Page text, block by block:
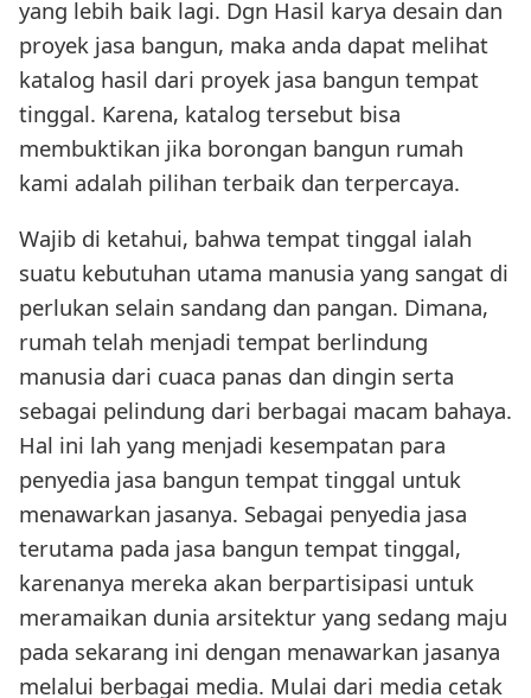
yang lebih baik lagi. Dgn Hasil karya desain dan
proyek jasa bangun, maka anda dapat melihat
katalog hasil dari proyek jasa bangun tempat
tinggal. Karena, katalog tersebut bisa
membuktikan jika borongan bangun rumah
kami adalah pilihan terbaik dan terpercaya.
Wajib di ketahui, bahwa tempat tinggal ialah
suatu kebutuhan utama manusia yang sangat di
perlukan selain sandang dan pangan. Dimana,
rumah telah menjadi tempat berlindung
manusia dari cuaca panas dan dingin serta
sebagai pelindung dari berbagai macam bahaya.
Hal ini lah yang menjadi kesempatan para
penyedia jasa bangun tempat tinggal untuk
menawarkan jasanya. Sebagai penyedia jasa
terutama pada jasa bangun tempat tinggal,
karenanya mereka akan berpartisipasi untuk
meramaikan dunia arsitektur yang sedang maju
pada sekarang ini dengan menawarkan jasanya
melalui berbagai media. Mulai dari media cetak